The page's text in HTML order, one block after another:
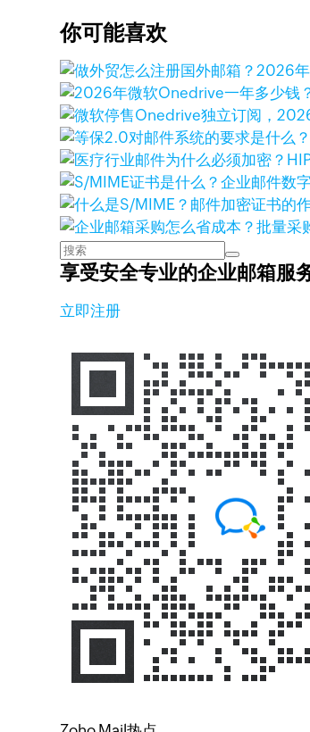
你可能喜欢
享受安全专业的企业邮箱服
立即注册